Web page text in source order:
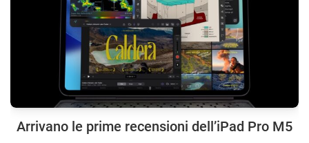
Arrivano le prime recensioni dell’iPad Pro M5